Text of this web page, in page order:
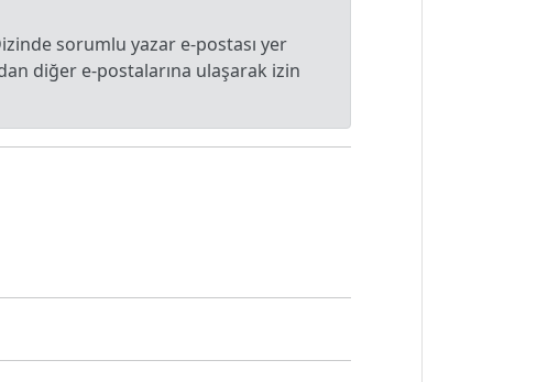
sorumlu yazar e-postası yer
diğer e-postalarına ulaşarak izin